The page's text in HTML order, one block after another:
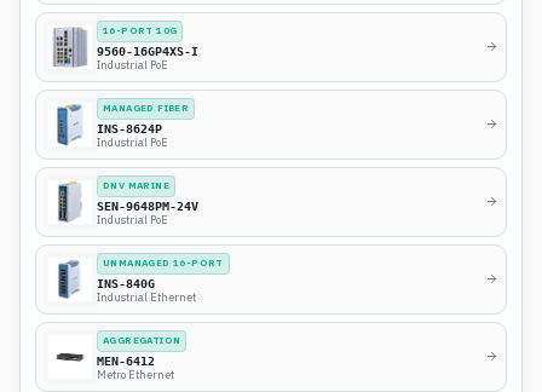
16-PORT 10G
9560-16GP4XS-I
Industrial PoE
MANAGED FIBER
INS-8624P
Industrial PoE
DNV MARINE
SEN-9648PM-24V
Industrial PoE
UNMANAGED 16-PORT
INS-840G
Industrial Ethernet
AGGREGATION
MEN-6412
Metro Ethernet